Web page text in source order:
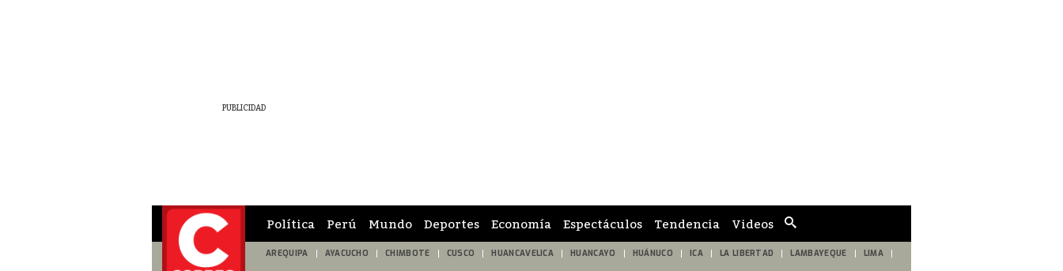
de
búsqueda
Política Perú Mundo Deportes Economía Espectáculos Tendencia Videos
AREQUIPA AYACUCHO CHIMBOTE CUSCO HUANCAVELICA HUANCAYO HUÁNUCO ICA LA LIBERTAD LAMBAYEQUE LIMA